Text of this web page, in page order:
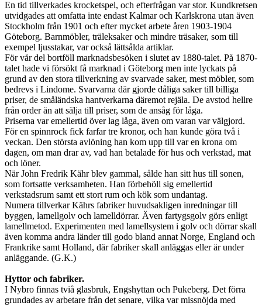
En tid tillverkades krocketspel, och efterfrågan var stor. Kundkretsen
utvidgades att omfatta inte endast Kalmar och Karlskrona utan även
Stockholm från 1901 och efter mycket arbete åren 1903-1904
Göteborg. Barnmöbler, träleksaker och mindre träsaker, som till
exempel ljusstakar, var också lättsålda artiklar.
För vår del bortföll marknadsbesöken i slutet av 1880-talet. På 1870-
talet hade vi försökt få marknad i Göteborg men inte lyckats på
grund av den stora tillverkning av svarvade saker, mest möbler, som
bedrevs i Lindome. Svarvarna där gjorde dåliga saker till billiga
priser, de småländska hantverkarna däremot rejäla. De avstod hellre
från order än att sälja till priser, som de ansåg för låga.
Priserna var emellertid över lag låga, även om varan var välgjord.
För en spinnrock fick farfar tre kronor, och han kunde göra två i
veckan. Den största avlöning han kom upp till var en krona om
dagen, om man drar av, vad han betalade för hus och verkstad, mat
och löner.
När John Fredrik Kähr blev gammal, sålde han sitt hus till sonen,
som fortsatte verksamheten. Han förbehöll sig emellertid
verkstadsrum samt ett stort rum och kök som undantag.
Numera tillverkar Kährs fabriker huvudsakligen inredningar till
byggen, lamellgolv och lamelldörrar. Även fartygsgolv görs enligt
lamellmetod. Experimenten med lamellsystem i golv och dörrar skall
även komma andra länder till godo bland annat Norge, England och
Frankrike samt Holland, där fabriker skall anläggas eller är under
anläggande. (G.K.)
Hyttor och fabriker.
I Nybro finnas tviå glasbruk, Engshyttan och Pukeberg. Det förra
grundades av arbetare från det senare, vilka var missnöjda med